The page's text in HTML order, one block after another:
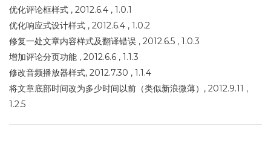
优化评论框样式 , 2012.6.4 , 1.0.1
优化响应式设计样式 , 2012.6.4 , 1.0.2
修复一处文章内容样式及翻译错误 , 2012.6.5 , 1.0.3
增加评论分页功能 , 2012.6.6 , 1.1.3
修改音频播放器样式, 2012.7.30 , 1.1.4
将文章底部时间改为多少时间以前（类似新浪微薄）, 2012.9.11 ,
1.2.5